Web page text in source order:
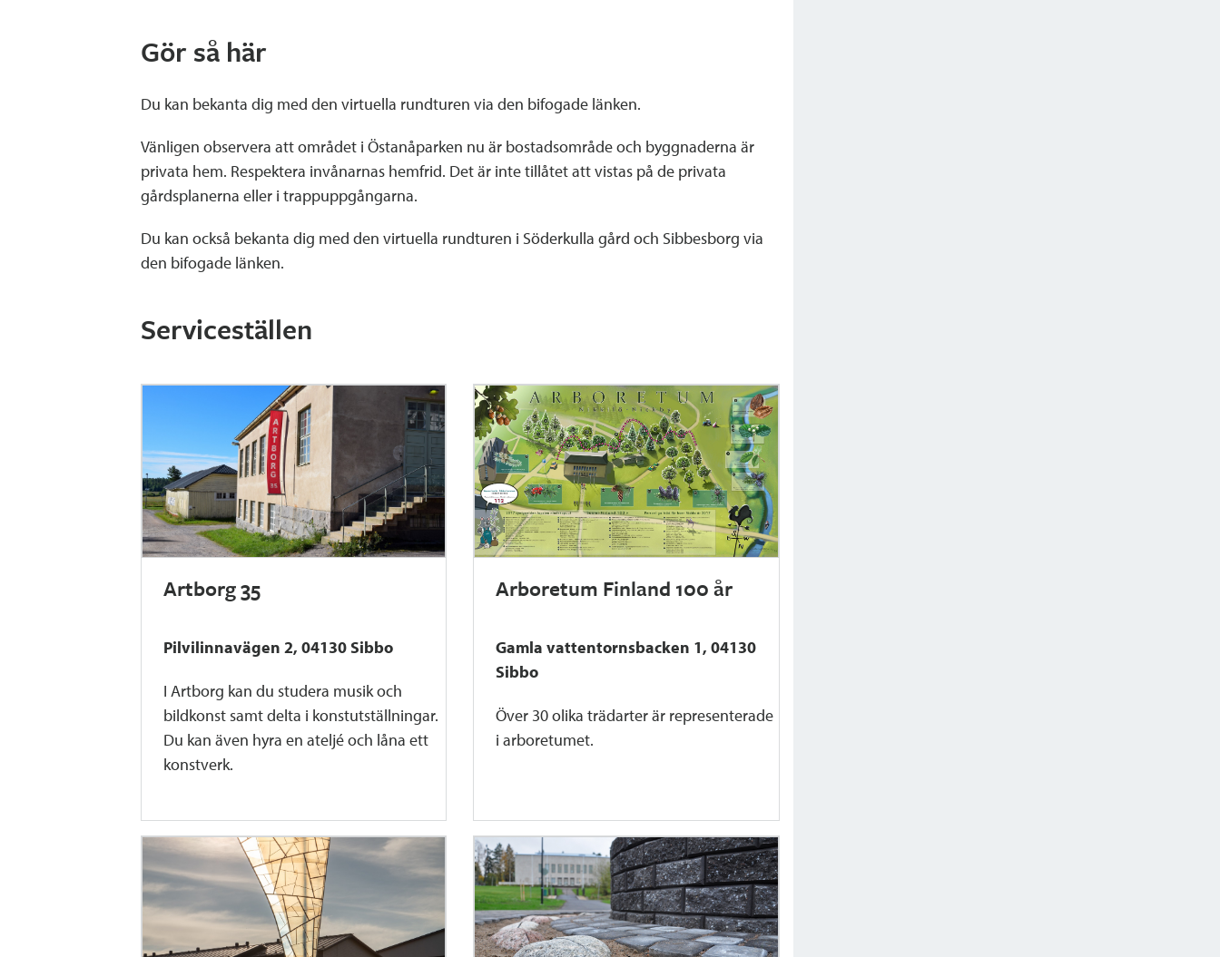
Gör så här
Du kan bekanta dig med den virtuella rundturen via den bifogade länken.
Vänligen observera att området i Östanåparken nu är bostadsområde och byggnaderna är
privata hem. Respektera invånarnas hemfrid. Det är inte tillåtet att vistas på de privata
gårdsplanerna eller i trappuppgångarna.
Du kan också bekanta dig med den virtuella rundturen i Söderkulla gård och Sibbesborg via
den bifogade länken.
Serviceställen
Artborg 35
Pilvilinnavägen 2, 04130 Sibbo
I Artborg kan du studera musik och
bildkonst samt delta i konstutställningar.
Du kan även hyra en ateljé och låna ett
konstverk.
Arboretum Finland 100 år
Gamla vattentornsbacken 1, 04130
Sibbo
Över 30 olika trädarter är representerade
i arboretumet.